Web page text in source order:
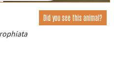
Did you see this animal?